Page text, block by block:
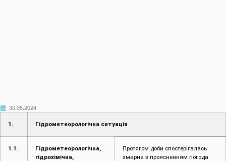
30.05.2024
1. Гідрометеорологічна ситуація
1.1.
Гідрометеорологічна,
гідрохімічна,
Протягом доби спостерігалась
хмарна з проясненням погода.